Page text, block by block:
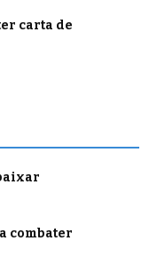
carta de
combater